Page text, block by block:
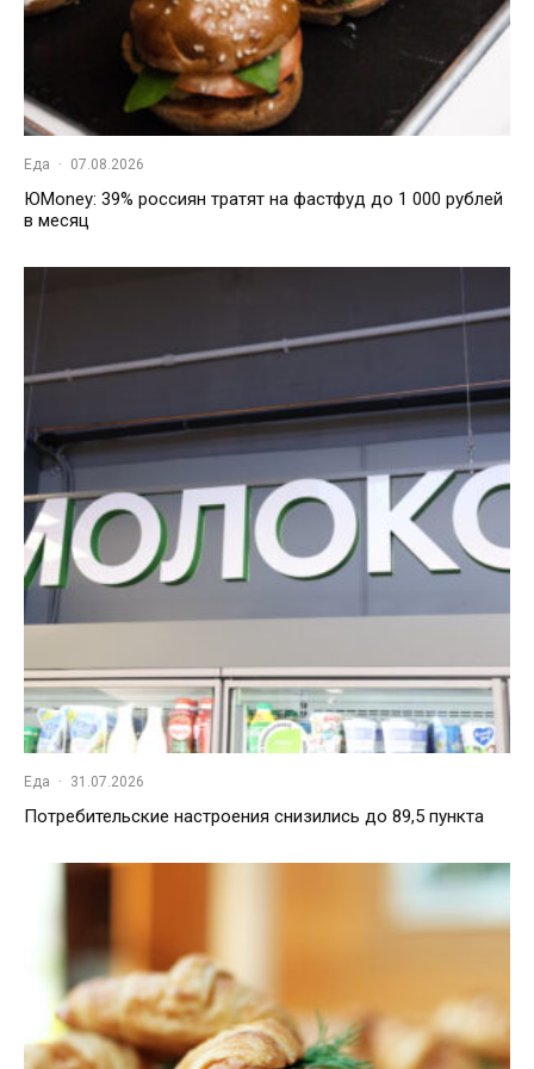
Еда · 07.08.2026
ЮMoney: 39% россиян тратят на фастфуд до 1 000 рублей
в месяц
Еда · 31.07.2026
Потребительские настроения снизились до 89,5 пункта